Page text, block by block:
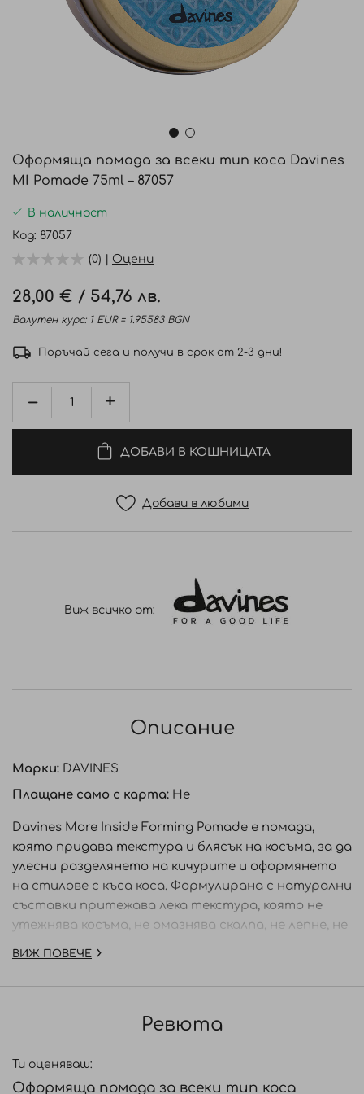
началото
на
галерия
със
Оформяща помада за всеки тип коса Davines
MI Pomade 75ml – 87057
В наличност
Код 87057
(0) | Оцени
28,00 € / 54,76 лв.
Валутен курс: 1 EUR = 1.95583 BGN
Поръчай сега и получи в срок от 2-3 дни!
ДОБАВИ В КОШНИЦАТА
Добави в любими
Виж всичко от:
Описание
Марки: DAVINES
Плащане само с карта: Не
Davines More Inside Forming Pomade е помада,
която придава текстура и блясък на косъма, за да
улесни разделянето на кичурите и оформянето
на стилове с къса коса. Формулирана с натурални
съставки притежава лека текстура, която не
утежнява косъма, не омазнява скалпа, не лепне, не
естествено излъчване.
ВИЖ ПОВЕЧЕ
Ревюта
Ти оценяваш:
Оформяща помада за всеки тип коса